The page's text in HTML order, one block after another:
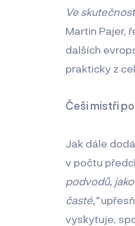
Ve
Martin Pajer,
dalších
prakticky z
Češi mistři
Jak dále
v počtu
podvodů,
časté,“
vyskytuje,